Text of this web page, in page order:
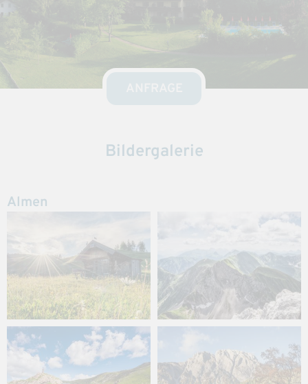
Bildergalerie
Almen